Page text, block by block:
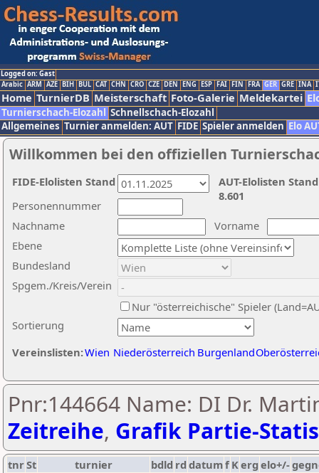
Logged on: Gast
Arabic ARM AZE BIH BUL CAT CHN CRO CZE DEN ENG ESP FAI FIN FRA GER GRE INA
Home TurnierDB Meisterschaft Foto-Galerie Meldekartei
Turnierschach-Elozahl Schnellschach-Elozahl
Allgemeines Turnier anmelden: AUT FIDE Spieler anmelden Elo
Willkommen bei den offiziellen
Nachname
Vorname
Ebene
Sortierung
Personennummer
Bundesland
Spgem./Kreis/Verein
Nur "österreichische" Spieler
Vereinslisten:Wien Niederösterreich Burgenland
AUT-Elolisten
8.601
FIDE-Elolisten Stand
Pnr:144664 Name: DI Dr.
Zeitreihe, Grafik Partie-
tnrSt turnier bdld rd datumf Kerg elo+/-